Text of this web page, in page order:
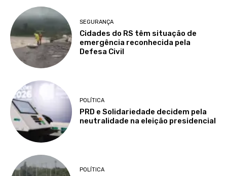
SEGURANÇA
Cidades do RS têm situação de
emergência reconhecida pela
Defesa Civil
POLÍTICA
PRD e Solidariedade decidem pela
neutralidade na eleição presidencial
POLÍTICA